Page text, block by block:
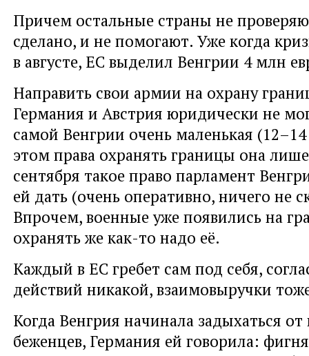
Причем остальные страны не
сделано, и не помогают. Уже когда
в августе, ЕС выделил Венгрии 4 млн
Направить свои армии на охрану
Германия и Австрия юридически не
самой Венгрии очень маленькая
этом права охранять границы она
сентября такое право парламент
ей дать (очень оперативно, ничего не
Впрочем, военные уже появились на
охранять же как-то надо её.
Каждый в ЕС гребет сам под себя,
действий никакой, взаимовыручки
Когда Венгрия начинала задыхаться от
беженцев, Германия ей говорила: